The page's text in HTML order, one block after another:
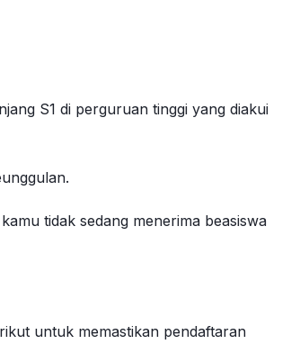
S1 di perguruan tinggi yang diakui
tidak sedang menerima beasiswa
untuk memastikan pendaftaran